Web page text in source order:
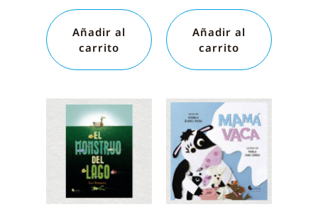
Añadir al
carrito
Añadir al
carrito